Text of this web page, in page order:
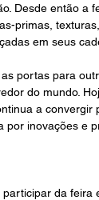
Desde então a
primas,
em seus
portas para
do mundo.
a convergir
inovações e
da feira